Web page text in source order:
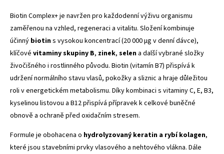
Biotin Complex+ je navržen pro každodenní výživu organismu
zaměřenou na vzhled, regeneraci a vitalitu. Složení kombinuje
účinný biotins vysokou koncentrací (20 000 µg v denní dávce),
klíčové vitaminy skupiny B, zinek, selen a další vybrané složky
živočišného i rostlinného původu. Biotin (vitamín B7) přispívá k
udržení normálního stavu vlasů, pokožky a sliznic a hraje důležitou
roli v energetickém metabolismu. Díky kombinaci s vitaminy C, E, B3,
kyselinou listovou a B12 přispívá přípravek k celkové buněčné
obnově a ochraně před oxidačním stresem.
Formule je obohacena o hydrolyzovaný keratin a rybí kolagen,
které jsou stavebními prvky vlasového a nehtového vlákna. Dále